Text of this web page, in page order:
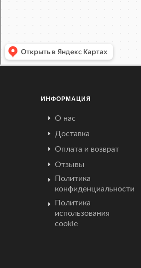
ИНФОРМАЦИЯ
О нас
Доставка
Оплата и возврат
Отзывы
Политика
конфиденциальности
Политика
использования
cookie